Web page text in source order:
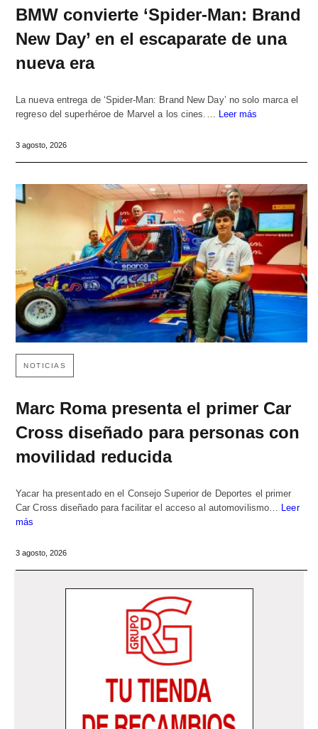
BMW convierte ‘Spider-Man: Brand
New Day’ en el escaparate de una
nueva era
La nueva entrega de ‘Spider-Man: Brand New Day’ no solo marca el
regreso del superhéroe de Marvel a los cines.…
Leer más
3 agosto, 2026
NOTICIAS
Marc Roma presenta el primer Car
Cross diseñado para personas con
movilidad reducida
Yacar ha presentado en el Consejo Superior de Deportes el primer
Car Cross diseñado para facilitar el acceso al automovilismo… Leer
más
3 agosto, 2026